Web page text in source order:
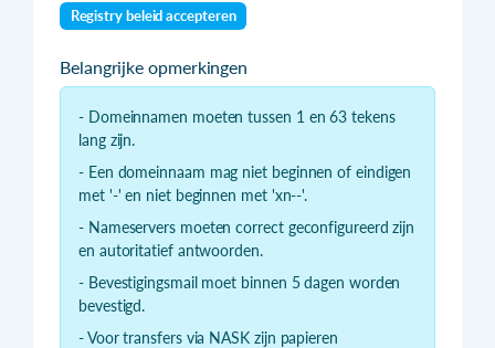
Registry beleid accepteren
Belangrijke opmerkingen
- Domeinnamen moeten tussen 1 en 63 tekens
lang zijn.
- Een domeinnaam mag niet beginnen of eindigen
met '-' en niet beginnen met 'xn--'.
- Nameservers moeten correct geconfigureerd zijn
en autoritatief antwoorden.
- Bevestigingsmail moet binnen 5 dagen worden
bevestigd.
- Voor transfers via NASK zijn papieren